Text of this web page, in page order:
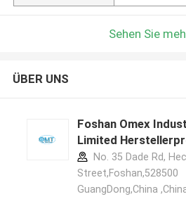
Sehen Sie
ÜBER UNS
Foshan Omex
Limited
No. 35 Dade Rd,
Street,Foshan,528500
GuangDong,China